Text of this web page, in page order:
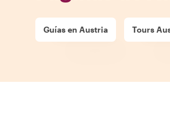
Guías en Austria Tours